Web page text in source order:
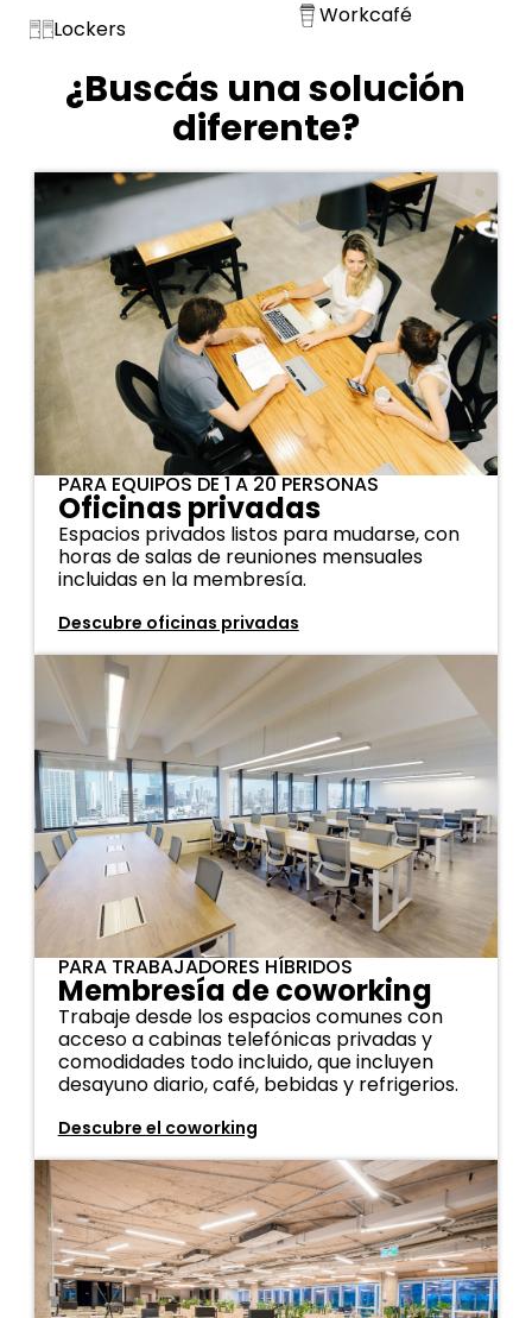
Lockers
Workcafé
¿Buscás una solución
diferente?
PARA EQUIPOS DE 1 A 20 PERSONAS
Oficinas privadas
Espacios privados listos para mudarse, con
horas de salas de reuniones mensuales
incluidas en la membresía.
Descubre oficinas privadas
PARA TRABAJADORES HÍBRIDOS
Membresía de coworking
Trabaje desde los espacios comunes con
acceso a cabinas telefónicas privadas y
comodidades todo incluido, que incluyen
desayuno diario, café, bebidas y refrigerios.
Descubre el coworking